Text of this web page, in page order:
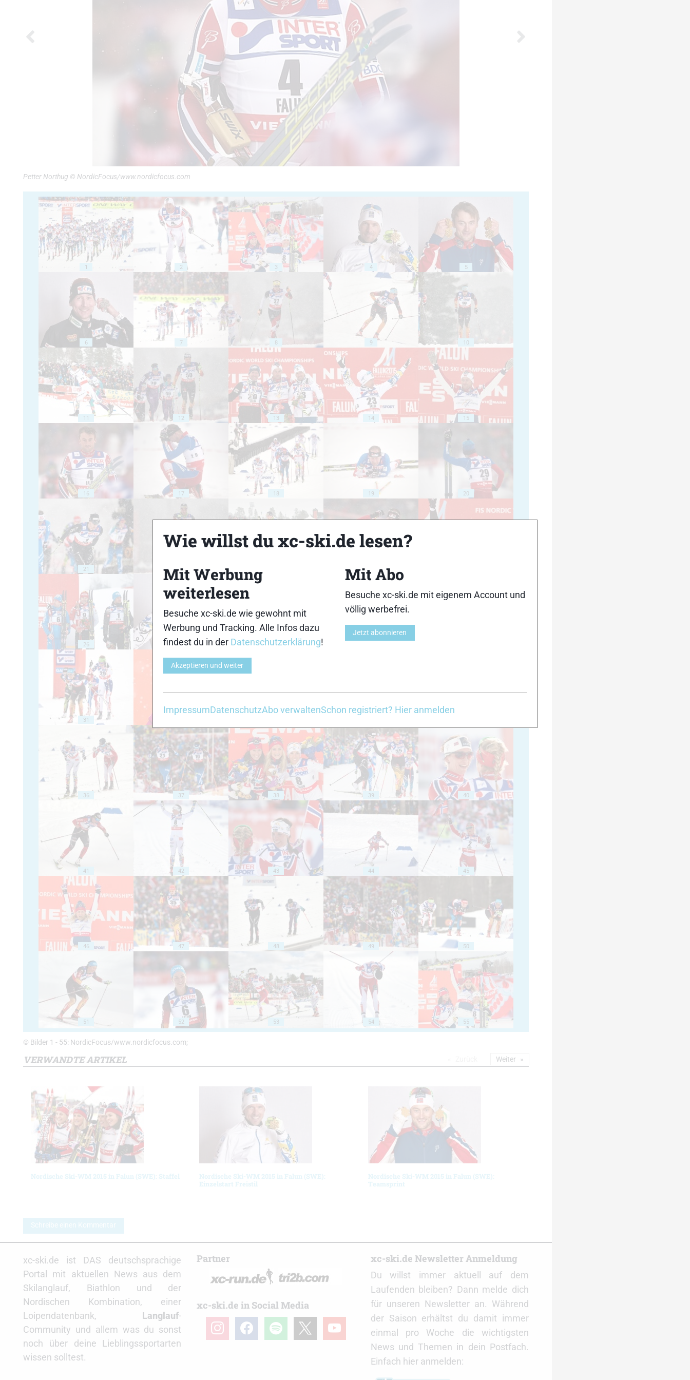
Petter Northug © NordicFocus/www.nordicfocus.com
1 2 3 4 5
6 7 8 9 10
11 12 13 14 15
16 17 18 19 20
21 22 24
26 27 28
31
36 37 38 39 40
41 42 43 44 45
46 47 48 49 50
51 52 53 54 55
© Bilder 1 - 55: NordicFocus/www.nordicfocus.com;
VERWANDTE ARTIKEL
Nordische Ski-WM 2015 in Falun (SWE): Staffel
Nordische Ski-WM 2015 in Falun (SWE):
Einzelstart Freistil
Nordische Ski-WM 2015 in Falun (SWE):
Teamsprint
Weiter
Schreibe einen Kommentar
xc-ski.de ist DAS deutschsprachige
Portal mit aktuellen News aus dem
Skilanglauf, Biathlon und der
Nordischen Kombination, einer
Loipendatenbank, Langlauf-
Community und allem was du sonst
noch über deine Lieblingssportarten
wissen solltest.
Partner
xc-ski.de in Social Media
instagramfacebookspotify youtube
xc-ski.de Newsletter Anmeldung
Du willst immer aktuell auf dem
Laufenden bleiben? Dann melde dich
für unseren Newsletter an. Während
der Saison erhältst du damit immer
einmal pro Woche die wichtigsten
News und Themen in dein Postfach.
Einfach hier anmelden:
Wie willst du xc-ski.de lesen?
Mit Werbung
weiterlesen
Besuche xc-ski.de wie gewohnt mit
Werbung und Tracking. Alle Infos dazu
findest du in der Datenschutzerklärung!
Akzeptieren und weiter
Mit Abo
Besuche xc-ski.de mit eigenem Account und
völlig werbefrei.
Jetzt abonnieren
ImpressumDatenschutzAbo verwaltenSchon registriert? Hier anmelden